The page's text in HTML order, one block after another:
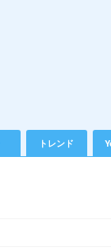
トレンド